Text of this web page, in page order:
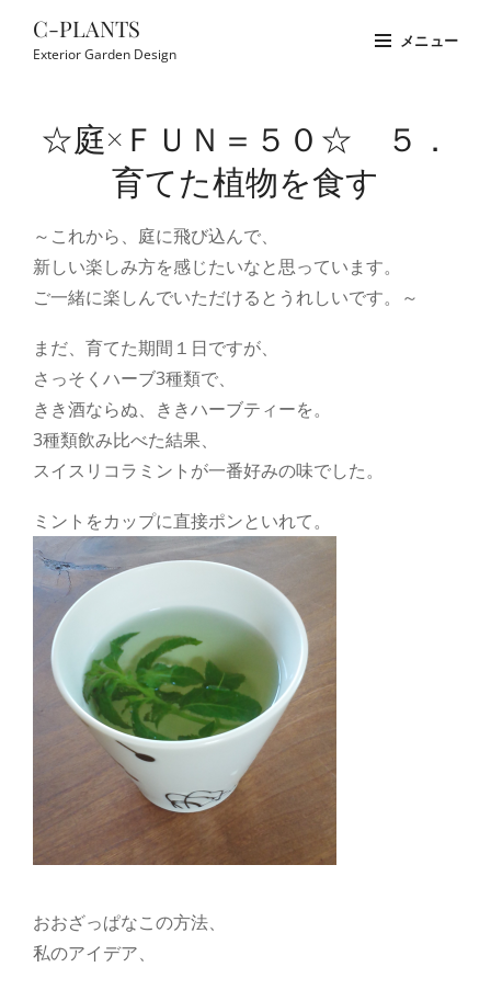
C-PLANTS
Exterior Garden Design
メニュー
Overlay☆庭×ＦＵＮ＝５０☆ ５．
育てた植物を食す
～これから、庭に飛び込んで、
新しい楽しみ方を感じたいなと思っています。
ご一緒に楽しんでいただけるとうれしいです。～
まだ、育てた期間１日ですが、
さっそくハーブ3種類で、
きき酒ならぬ、ききハーブティーを。
3種類飲み比べた結果、
スイスリコラミントが一番好みの味でした。
ミントをカップに直接ポンといれて。
おおざっぱなこの方法、
私のアイデア、